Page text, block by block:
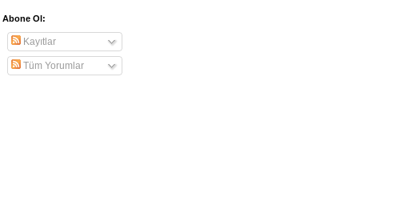
Abone Ol:
Kayıtlar
Tüm Yorumlar